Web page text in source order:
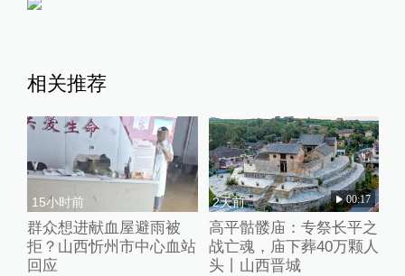
相关推荐
15小时前
群众想进献血屋避雨被
拒？山西忻州市中心血站
回应
2天前 00:17
高平骷髅庙：专祭长平之
战亡魂，庙下葬40万颗人
头丨山西晋城